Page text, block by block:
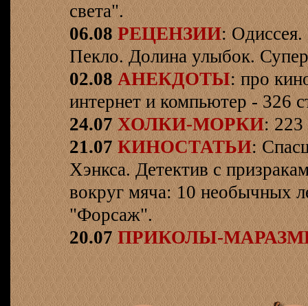
света".
06.08 РЕЦЕНЗИИ:
Пекло. Долина улыбок.
02.08 АНЕКДОТЫ: про
интернет и компьютер - 326
24.07 ХОЛКИ-МОРКИ: 223
21.07 КИНОСТАТЬИ:
Хэнкса. Детектив с
вокруг мяча: 10 необычных
"Форсаж".
20.07 ПРИКОЛЫ-